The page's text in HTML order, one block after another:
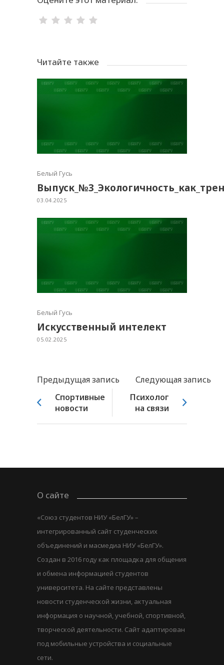
Читайте также
Белый Гусь
03.04.2025
Белый Гусь
Искусственный интелект
05.02.2025
Предыдущая запись
Следующая запись
Спортивные
новости
Психолог
на связи
О сайте
«Союз студентов НИУ «БелГУ» –
интегрированный сайт студенческих
объединений и масмедиа НИУ «БелГУ».
Создан в 2016 году как площадка для общения
и обмена информацией студентов
университета. На сайте представлены
новости студенческой жизни, актуальная
информация о научной, учебной, спортивной,
творческой деятельности. Сайт адаптирован
под мобильные устройства и социальные
сети.